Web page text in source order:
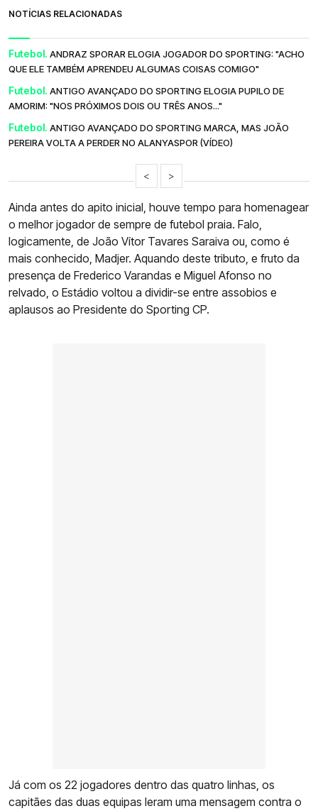
NOTÍCIAS RELACIONADAS
Futebol. ANDRAZ SPORAR ELOGIA JOGADOR DO SPORTING: "ACHO
QUE ELE TAMBÉM APRENDEU ALGUMAS COISAS COMIGO"
Futebol. ANTIGO AVANÇADO DO SPORTING ELOGIA PUPILO DE
AMORIM: "NOS PRÓXIMOS DOIS OU TRÊS ANOS..."
Futebol. ANTIGO AVANÇADO DO SPORTING MARCA, MAS JOÃO
PEREIRA VOLTA A PERDER NO ALANYASPOR (VÍDEO)
< >
Ainda antes do apito inicial, houve tempo para homenagear
o melhor jogador de sempre de futebol praia. Falo,
logicamente, de João Vítor Tavares Saraiva ou, como é
mais conhecido, Madjer. Aquando deste tributo, e fruto da
presença de Frederico Varandas e Miguel Afonso no
relvado, o Estádio voltou a dividir-se entre assobios e
aplausos ao Presidente do Sporting CP.
Já com os 22 jogadores dentro das quatro linhas, os
capitães das duas equipas leram uma mensagem contra o